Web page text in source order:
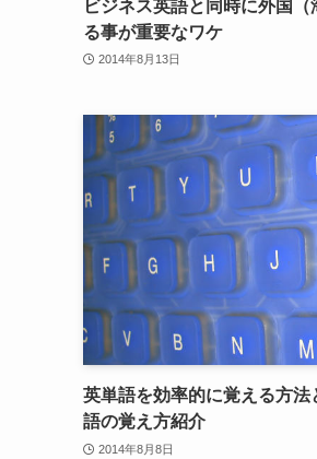
ビジネス英語と同時に外国
る事が重要なワケ
2014年8月13日
英単語を効率的に覚える方
語の覚え方紹介
2014年8月8日